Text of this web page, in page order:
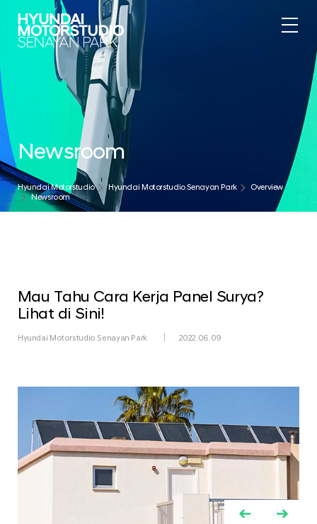
Newsroom
Hyundai Motorstudio Hyundai Motorstudio Senayan Park
Overview
Newsroom
Mau Tahu Cara Kerja Panel Surya?
Lihat di Sini!
Hyundai Motorstudio Senayan Park 2022.06.09